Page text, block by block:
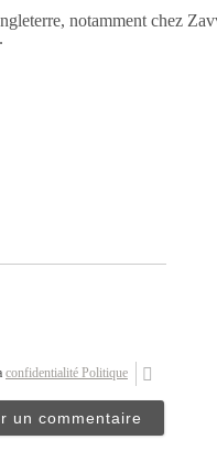
notamment chez
confidentialité Politique